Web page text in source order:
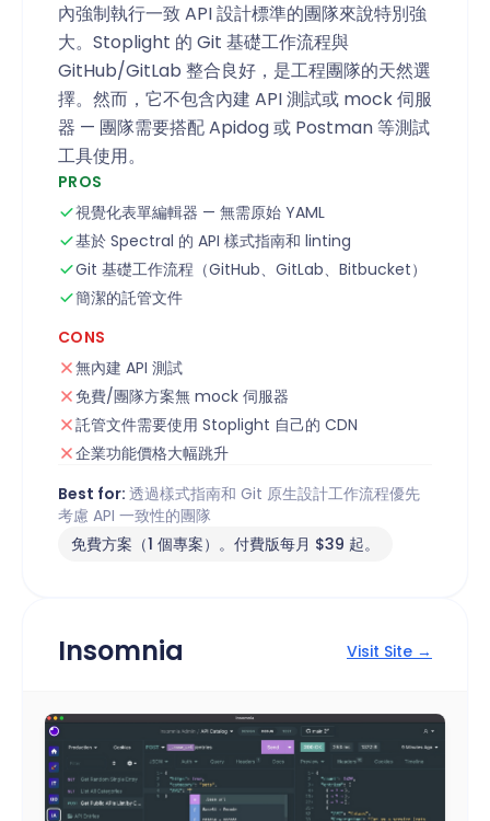
內強制執行一致 API 設計標準的團隊來說特別強
大。Stoplight 的 Git 基礎工作流程與
GitHub/GitLab 整合良好，是工程團隊的天然選
擇。然而，它不包含內建 API 測試或 mock 伺服
器 — 團隊需要搭配 Apidog 或 Postman 等測試
工具使用。
PROS
視覺化表單編輯器 — 無需原始 YAML
基於 Spectral 的 API 樣式指南和 linting
Git 基礎工作流程（GitHub、GitLab、Bitbucket）
簡潔的託管文件
CONS
無內建 API 測試
免費/團隊方案無 mock 伺服器
託管文件需要使用 Stoplight 自己的 CDN
企業功能價格大幅跳升
Best for: 透過樣式指南和 Git 原生設計工作流程優先
考慮 API 一致性的團隊
免費方案（1 個專案）。付費版每月 $39 起。
Insomnia Visit Site →